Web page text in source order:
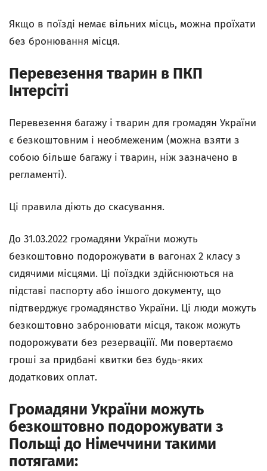
Якщо в поїзді немає вільних місць, можна проїхати
без бронювання місця.
Перевезення тварин в ПКП
Інтерсіті
Перевезення багажу і тварин для громадян України
є безкоштовним і необмеженим (можна взяти з
собою більше багажу і тварин, ніж зазначено в
регламенті).
Ці правила діють до скасування.
До 31.03.2022 громадяни України можуть
безкоштовно подорожувати в вагонах 2 класу з
сидячими місцями. Ці поїздки здійснюються на
підставі паспорту або іншого документу, що
підтверджує громадянство України. Ці люди можуть
безкоштовно забронювати місця, також можуть
подорожувати без резерваціїї. Ми повертаємо
гроші за придбані квитки без будь-яких
додаткових оплат.
Громадяни України можуть
безкоштовно подорожувати з
Польщі до Німеччини такими
потягами: